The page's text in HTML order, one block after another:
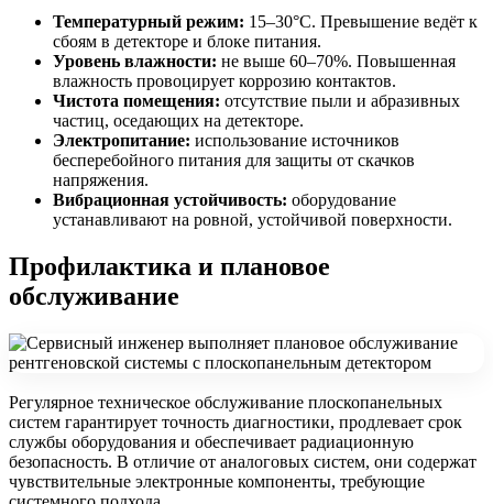
Температурный режим: 15–30°C. Превышение ведёт к
сбоям в детекторе и блоке питания.
Уровень влажности: не выше 60–70%. Повышенная
влажность провоцирует коррозию контактов.
Чистота помещения: отсутствие пыли и абразивных
частиц, оседающих на детекторе.
Электропитание: использование источников
бесперебойного питания для защиты от скачков
напряжения.
Вибрационная устойчивость: оборудование
устанавливают на ровной, устойчивой поверхности.
Профилактика и плановое
обслуживание
Регулярное техническое обслуживание плоскопанельных
систем гарантирует точность диагностики, продлевает срок
службы оборудования и обеспечивает радиационную
безопасность. В отличие от аналоговых систем, они содержат
чувствительные электронные компоненты, требующие